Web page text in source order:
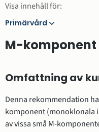
Visa innehåll för:
Primärvård
Primärvård
M-komponent
Omfattning av
Denna rekommendation
komponent
av vissa små M-